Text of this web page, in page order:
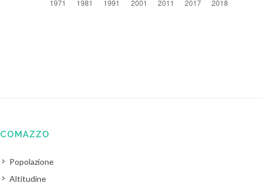
COMAZZO
Popolazione
Altitudine